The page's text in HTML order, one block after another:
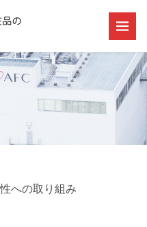
への取り組み